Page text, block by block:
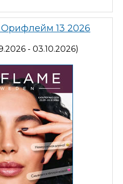
13 2026
- 03.10.2026)